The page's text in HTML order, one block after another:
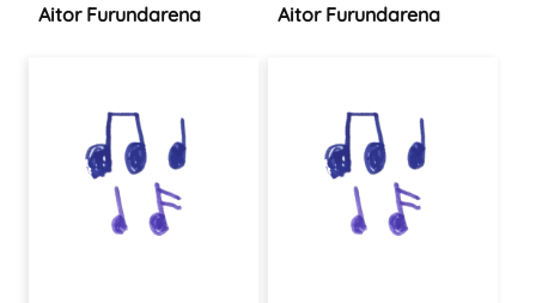
Aitor Furundarena
Aitor Furundarena